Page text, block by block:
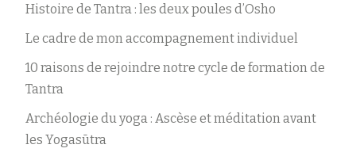
Histoire de Tantra : les deux poules d’Osho
Le cadre de mon accompagnement individuel
10 raisons de rejoindre notre cycle de formation de
Tantra
Archéologie du yoga : Ascèse et méditation avant
les Yogasūtra